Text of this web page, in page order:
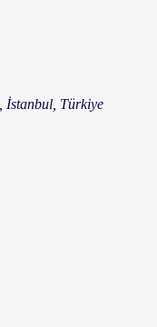
İstanbul, Türkiye